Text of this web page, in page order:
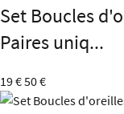
Set Boucles
Paires uniq...
19 €50 €